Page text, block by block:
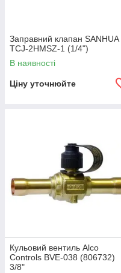
Заправний клапан SANHUA
TCJ-2HMSZ-1 (1/4")
В наявності
Ціну уточнюйте
Кульовий вентиль Alco
Controls BVE-038 (806732)
3/8"